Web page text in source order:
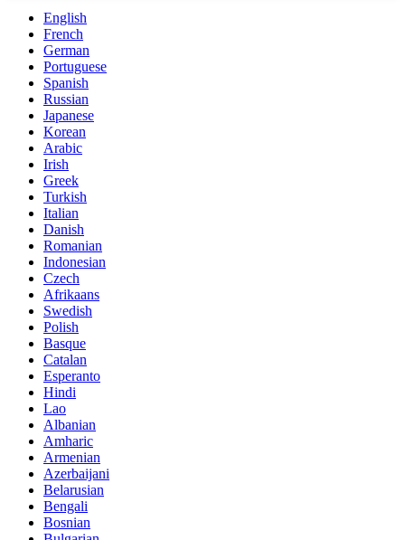
English
French
German
Portuguese
Spanish
Russian
Japanese
Korean
Arabic
Irish
Greek
Turkish
Italian
Danish
Romanian
Indonesian
Czech
Afrikaans
Swedish
Polish
Basque
Catalan
Esperanto
Hindi
Lao
Albanian
Amharic
Armenian
Azerbaijani
Belarusian
Bengali
Bosnian